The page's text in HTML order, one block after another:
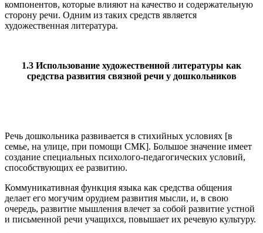
компонентов, которые влияют на качество и содержательную
сторону речи. Одним из таких средств является
художественная литература.
1.3 Использование художественной литературы как
средства развития связной речиу дошкольников
Речь дошкольника развивается в стихийных условиях [в
семье, на улице, при помощи СМК]. Большое значение имеет
создание специальных психолого-педагогических условий,
способствующих ее развитию.
Коммуникативная функция языка как средства общения
делает его могучим орудием развития мысли, и, в свою
очередь, развитие мышления влечет за собой развитие устной
и письменной речи учащихся, повышает их речевую культуру.